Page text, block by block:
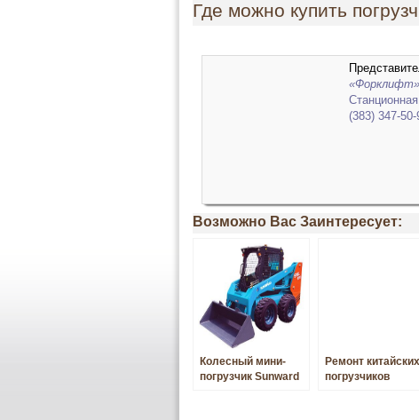
Где можно купить
«Форклифт»
(383) 347-50-
Возможно Вас Заинтересует:
Колесный мини-
погрузчик Sunward
Ремонт китайских
погрузчиков